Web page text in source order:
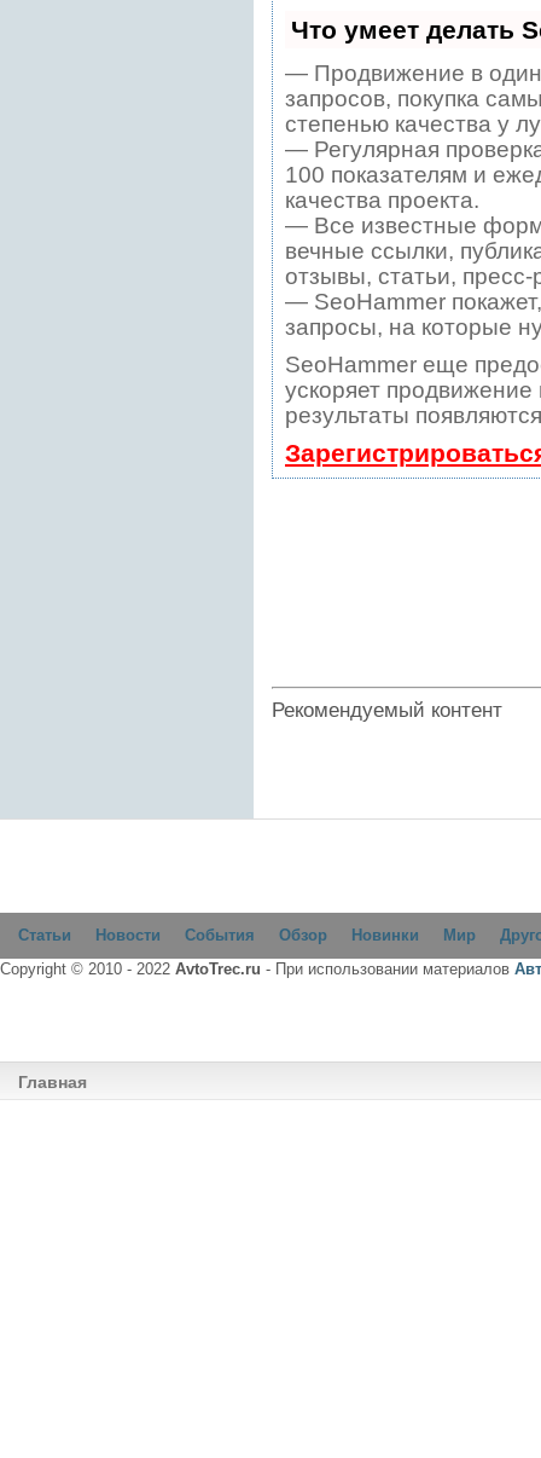
Что умеет делать
— Продвижение в один
запросов, покупка
степенью качества у
— Регулярная
100 показателям и
качества проекта.
— Все известные
вечные ссылки,
отзывы, статьи,
— SeoHammer
запросы, на которые
SeoHammer еще
ускоряет
результаты
Рекомендуемый контент
Статьи Новости События Обзор Новинки Мир
Copyright © 2010 - 2022 AvtoTrec.ru - При использовании материалов
Главная